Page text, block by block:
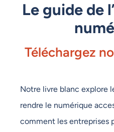
Le guide de
Téléchargez
Notre livre blanc explore
rendre le numérique
comment les entreprises